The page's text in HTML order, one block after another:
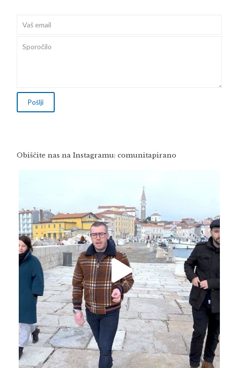
Obiščite nas na Instagramu: comunitapirano
Feb 16